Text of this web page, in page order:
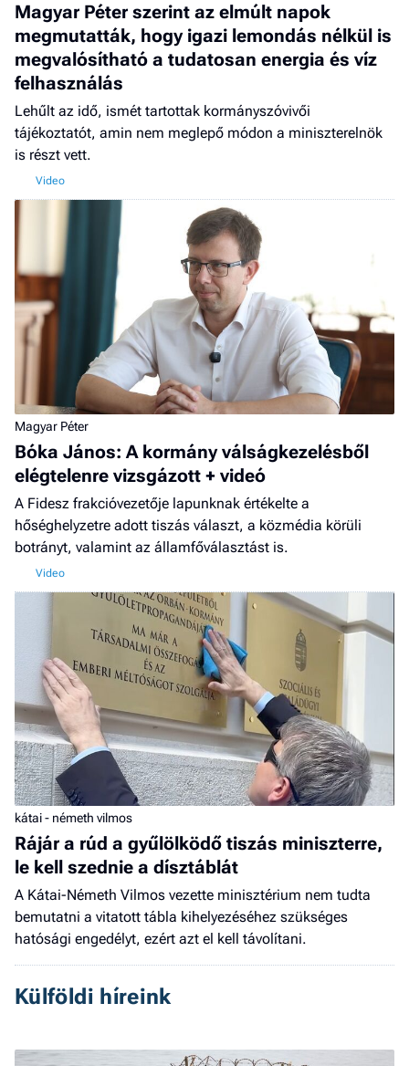
Magyar Péter szerint az elmúlt napok
megmutatták, hogy igazi lemondás nélkül is
megvalósítható a tudatosan energia és víz
felhasználás
Lehűlt az idő, ismét tartottak kormányszóvivői
tájékoztatót, amin nem meglepő módon a miniszterelnök
is részt vett.
Magyar Péter
Bóka János: A kormány válságkezelésből
elégtelenre vizsgázott + videó
A Fidesz frakcióvezetője lapunknak értékelte a
hőséghelyzetre adott tiszás választ, a közmédia körüli
botrányt, valamint az államfőválasztást is.
kátai - németh vilmos
Rájár a rúd a gyűlölködő tiszás miniszterre,
le kell szednie a dísztáblát
A Kátai-Németh Vilmos vezette minisztérium nem tudta
bemutatni a vitatott tábla kihelyezéséhez szükséges
hatósági engedélyt, ezért azt el kell távolítani.
Külföldi híreink